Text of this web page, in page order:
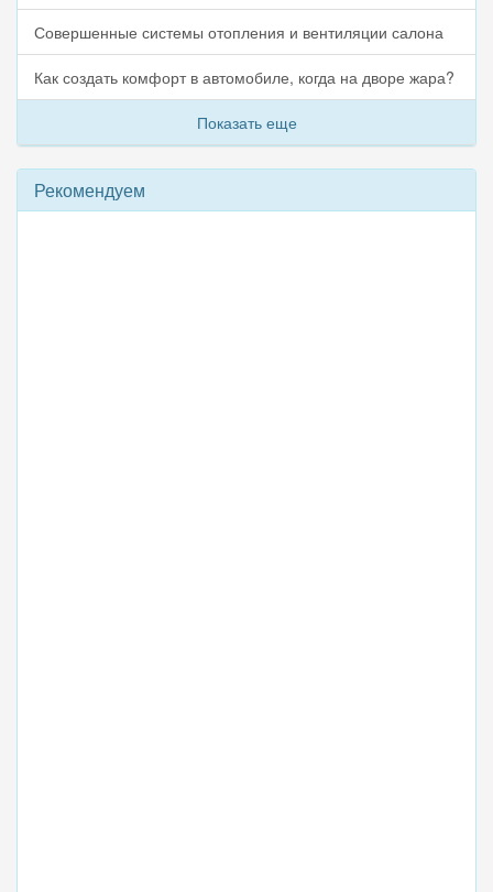
Совершенные системы отопления и вентиляции салона
Как создать комфорт в автомобиле, когда на дворе жара?
Показать еще
Рекомендуем